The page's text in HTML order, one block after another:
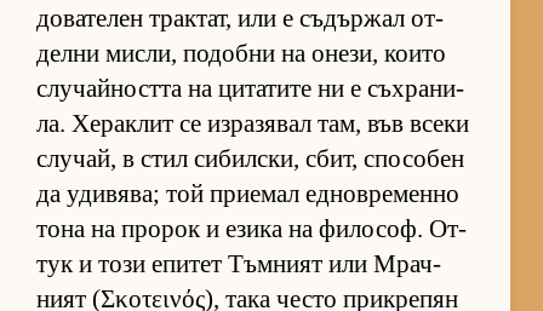
до­ва­те­лен трак­тат, или е съ­дър­жал от­
делни мис­ли, по­добни на оне­зи, ко­ито
слу­чай­ността на ци­та­тите ни е съх­ра­ни­
ла. Хе­рак­лит се из­ра­зя­вал там, във всеки
слу­чай, в стил си­бил­с­ки, сбит, спо­со­бен
да уди­вя­ва; той при­е­мал ед­нов­ре­менно
тона на про­рок и езика на фи­ло­соф. От­
тук и този епи­тет Тъм­ният или Мрач­
ният (Σκοτεινός), така често прик­ре­пян